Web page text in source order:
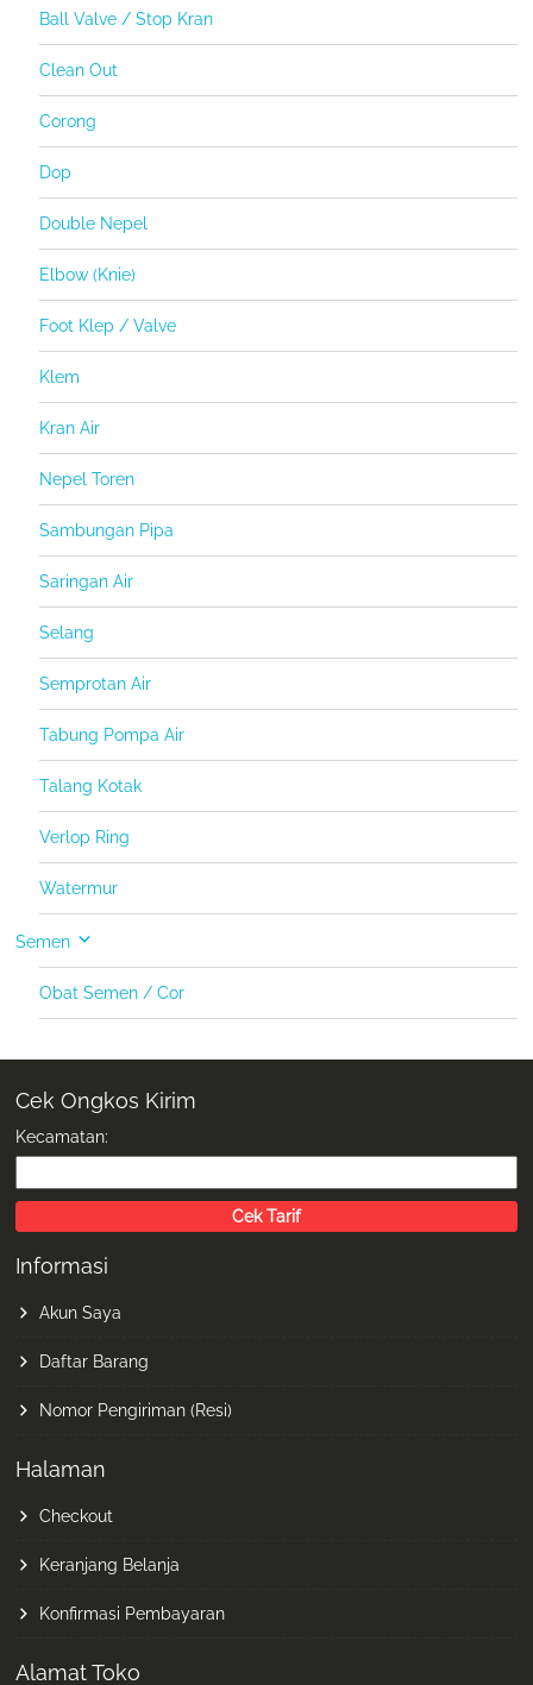
Ball Valve / Stop Kran
Clean Out
Corong
Dop
Double Nepel
Elbow (Knie)
Foot Klep / Valve
Klem
Kran Air
Nepel Toren
Sambungan Pipa
Saringan Air
Selang
Semprotan Air
Tabung Pompa Air
Talang Kotak
Verlop Ring
Watermur
Semen
Obat Semen / Cor
Cek Ongkos Kirim
Kecamatan:
Informasi
Akun Saya
Daftar Barang
Nomor Pengiriman (Resi)
Halaman
Checkout
Keranjang Belanja
Konfirmasi Pembayaran
Alamat Toko